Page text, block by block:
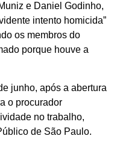
e Daniel Godinho,
intento homicida”
os membros do
porque houve a
junho, após a abertura
o procurador
no trabalho,
de São Paulo.